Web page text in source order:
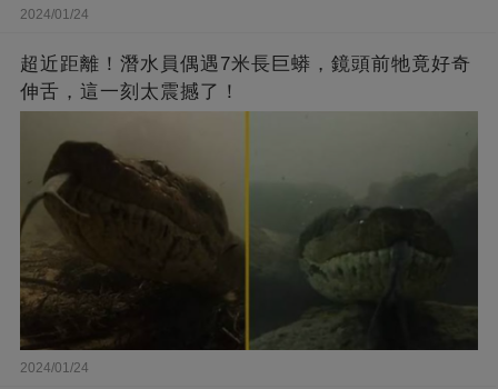
2024/01/24
超近距離！潛水員偶遇7米長巨蟒，鏡頭前牠竟好奇
伸舌，這一刻太震撼了！
2024/01/24